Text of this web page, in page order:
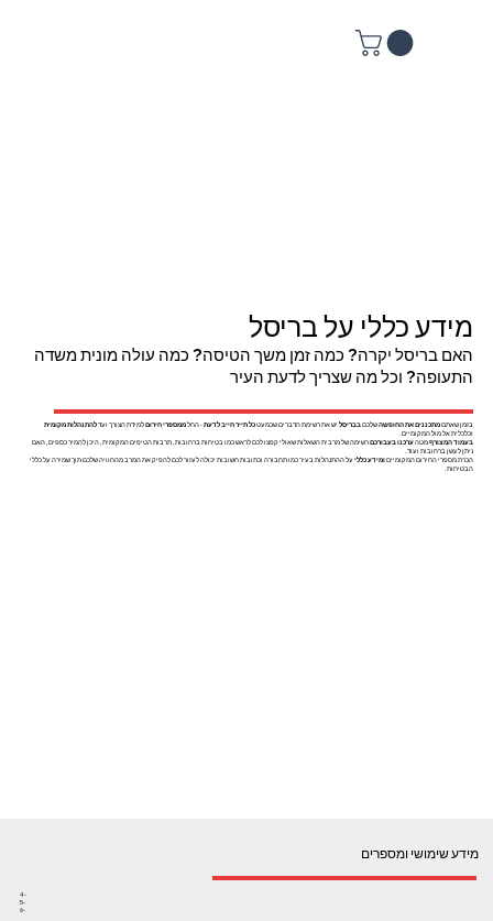
מידע כללי על בריסל
האם בריסל יקרה? כמה זמן משך הטיסה? כמה עולה מונית משדה
התעופה? וכל מה שצריך לדעת העיר
בזמן שאתםמתכננים את החופשהשלכםבבריסל יש את רשימת הדברים שכמעטכל תייר חייב לדעת- החלממספרי חירוםלמידת הצורך ועדלהתנהלות מקומית
וכלכלית אל מול המקומיים.
בעמוד המצורףמטהערכנו בעבורכםרשימה של מרבית השאלות שאולי קפצו לכם לראש כמו בטיחות ברחובות, תרבות הטיפים המקומית, היכן להמיר כספים, האם
ניתן לעשן ברחובות ועוד.
הכרת מספרי החירום המקומייםומידע כלליעל ההתנהלות בעיר כמו תחבורה וכתובות חשובות יכולה לעזור לכם להפיק את המרב מהחוויה שלכם תוך שמירה על כללי
הבטיחות.
מידע שימושי ומספרים
4-
5-
6-